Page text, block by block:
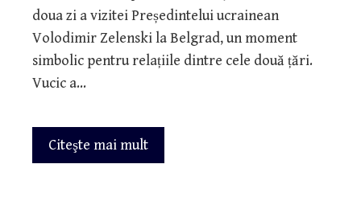
doua zi a vizitei Președintelui ucrainean
Volodimir Zelenski la Belgrad, un moment
simbolic pentru relațiile dintre cele două țări.
Vucic a…
Citeşte mai mult